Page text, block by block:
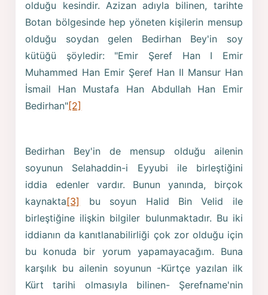
olduğu kesindir. Azizan adıyla bilinen, tarihte
Botan bölgesinde hep yöneten kişilerin mensup
olduğu soydan gelen Bedirhan Bey'in soy
kütüğü şöyledir: "Emir Şeref Han I Emir
Muhammed Han Emir Şeref Han II Mansur Han
İsmail Han Mustafa Han Abdullah Han Emir
Bedirhan"[2]
Bedirhan Bey'in de mensup olduğu ailenin
soyunun Selahaddin-i Eyyubi ile birleştiğini
iddia edenler vardır. Bunun yanında, birçok
kaynakta[3]
bu soyun Halid Bin Velid ile
birleştiğine ilişkin bilgiler bulunmaktadır. Bu iki
iddianın da kanıtlanabilirliği çok zor olduğu için
bu konuda bir yorum yapamayacağım. Buna
karşılık bu ailenin soyunun -Kürtçe yazılan ilk
Kürt tarihi olmasıyla bilinen- Şerefname'nin